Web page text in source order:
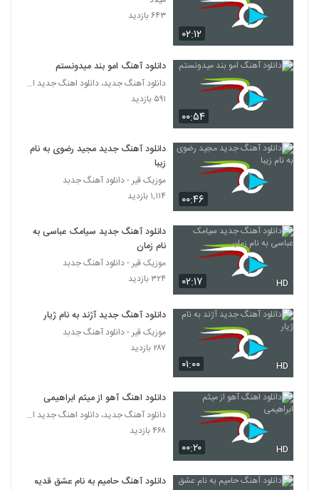
دانلود آهنگ شهرام زندی تو برگشتی
۳۴۰ بازدید
دانلود آهنگ جدید و زیبای شهروز اجمالی با نام
زنگ زنگ
آهنگ سیاوش پالاهنگ بنام بارون
دانلود آهنگ جذابی از بهرام بهرامی
۳۰۶ بازدید
دانلود آهنگ نیما جانی پای ثابت (Nima Jani
Paye Sabet)
2124
دانلود آهنگ شباهنگ (جدید) ریسک
2125
آهنگ فصل پنجم از حمید ترابی(پاپ)
۲۵۶ بازدید
هومن شاهی آهنگ بی تو
2127
دانلود آهنگ بهزاد لیتو خدا شکر
۰۲:۱۲
۶۴۳ بازدید
۰۰:۵۴
دانلود آهنگ امو بند میدونستم
دانلود آهنگ جدید، دانلود اهنگ جدید ایرانی
۵۹۱ بازدید
۰۰:۴۶
دانلود آهنگ جدید مجید رضوی به نام
زیبا
موزیک قیر - دانلود آهنگ جدبد
۱,۱۱۴ بازدید
۰۲:۱۷ HD
دانلود آهنگ جدید سیامک عباسی به
نام زمان
موزیک قیر - دانلود آهنگ جدبد
۳۲۴ بازدید
۰۱:۰۰ HD
دانلود آهنگ جدید آژند به نام ژیار
موزیک قیر - دانلود آهنگ جدبد
۲۸۷ بازدید
۰۰:۲۰ HD
دانلود اهنگ آهو از میثم ابراهیمی
دانلود آهنگ جدید، دانلود اهنگ جدید ایرانی
۴۶۸ بازدید
دانلود آهنگ حامیم به نام عشق قدیمی